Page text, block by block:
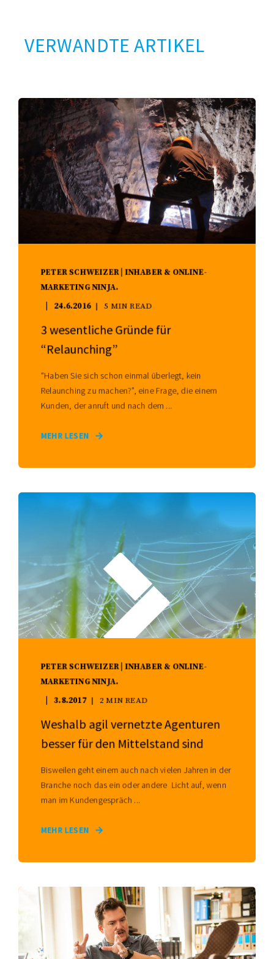
VERWANDTE ARTIKEL
PETER SCHWEIZER | INHABER & ONLINE-
MARKETING NINJA.
24.6.2016 5 MIN READ
3 wesentliche Gründe für
“Relaunching”
“Haben Sie sich schon einmal überlegt, kein
Relaunching zu machen?”, eine Frage, die einem
Kunden, der anruft und nach dem ...
MEHR LESEN
PETER SCHWEIZER | INHABER & ONLINE-
MARKETING NINJA.
3.8.2017 2 MIN READ
Weshalb agil vernetzte Agenturen
besser für den Mittelstand sind
Bisweilen geht einem auch nach vielen Jahren in der
Branche noch das ein oder andere Licht auf, wenn
man im Kundengespräch ...
MEHR LESEN